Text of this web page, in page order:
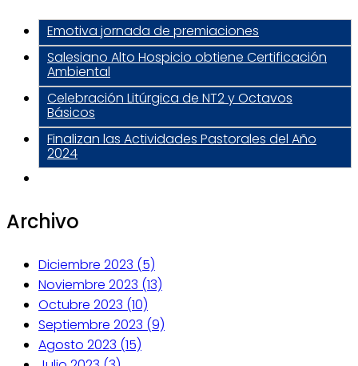
Emotiva jornada de premiaciones
Salesiano Alto Hospicio obtiene Certificación
Ambiental
Celebración Litúrgica de NT2 y Octavos
Básicos
Finalizan las Actividades Pastorales del Año
2024
Archivo
Diciembre 2023 (5)
Noviembre 2023 (13)
Octubre 2023 (10)
Septiembre 2023 (9)
Agosto 2023 (15)